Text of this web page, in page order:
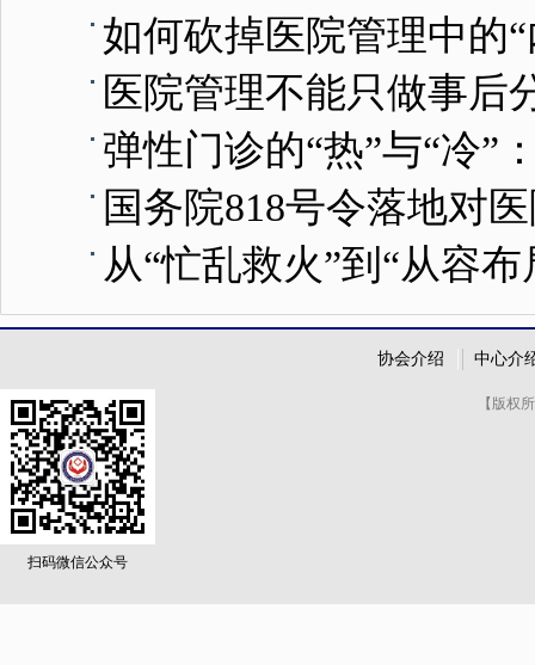
如何砍掉医院管理中的
医院管理不能只做事后
弹性门诊的“热”与“冷”
国务院818号令落地对
从“忙乱救火”到“从容
协会介绍 中心介
扫码微信公众号
【版权